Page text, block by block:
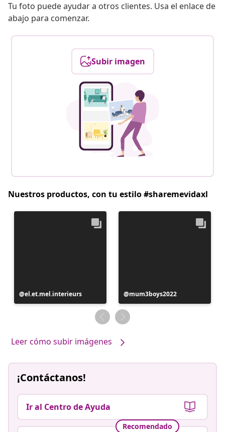
Tu foto puede ayudar a otros clientes. Usa el enlace de
abajo para comenzar.
Subir imagen
Nuestros productos, con tu estilo #sharemevidaxl
Publicación
realizada
el.et.mel.interieurs
Publicación
realizada
por
mum3boys2022
Leer cómo subir imágenes
¡Contáctanos!
Ir al Centro de Ayuda
Recomendado